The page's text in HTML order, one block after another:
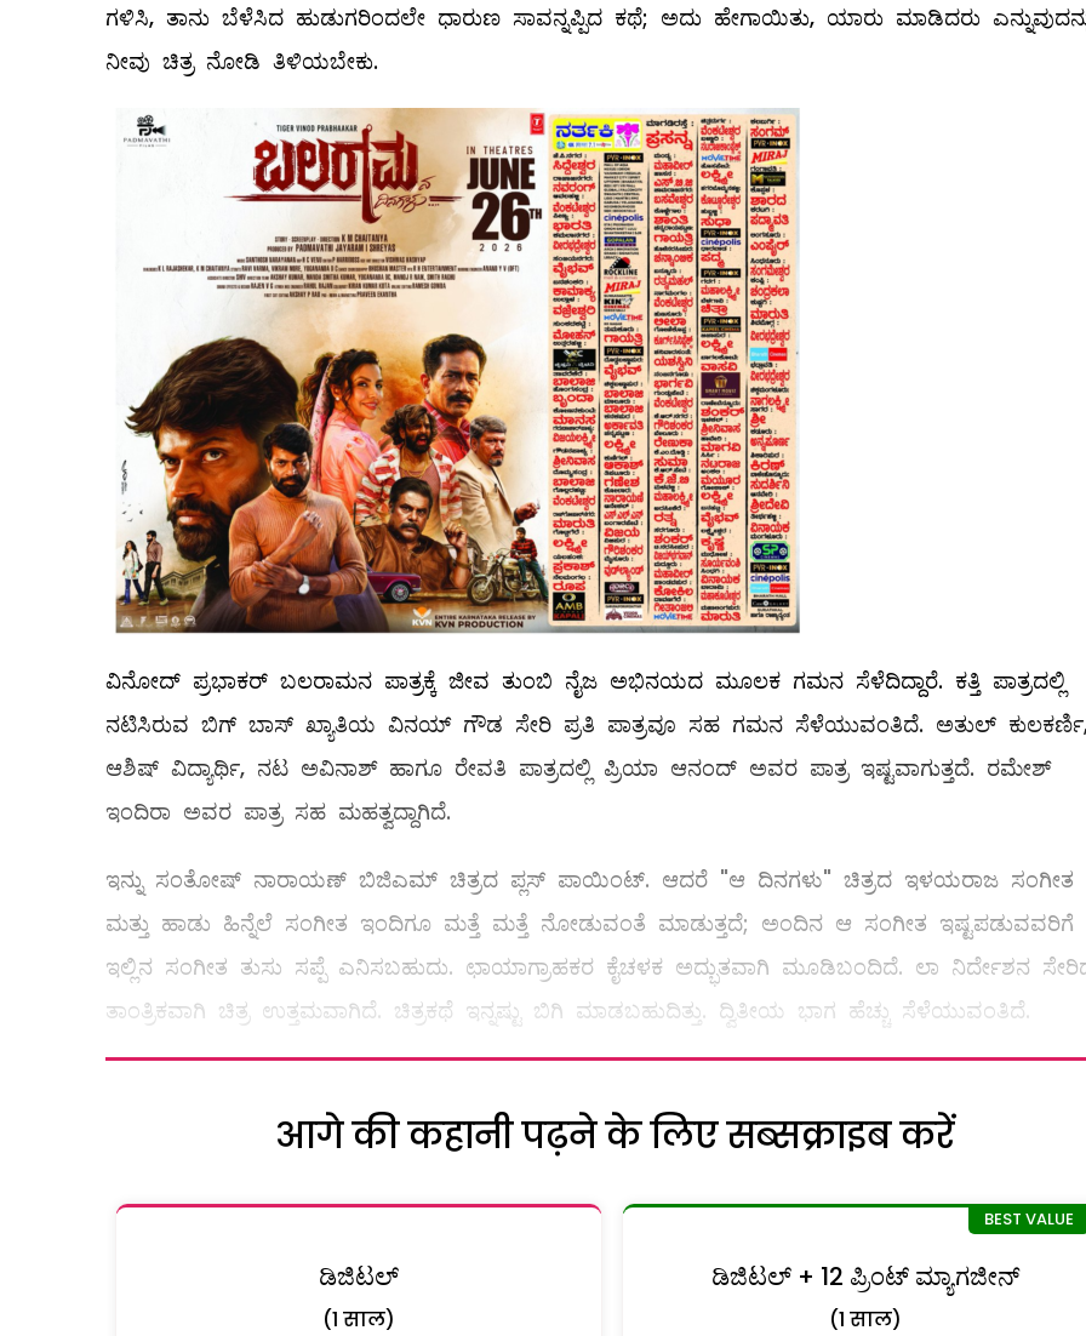
ಗಳಿಸಿ, ತಾನು ಬೆಳೆಸಿದ ಹುಡುಗರಿಂದಲೇ ಧಾರುಣ ಸಾವನ್ನಪ್ಪಿದ ಕಥೆ; ಅದು ಹೇಗಾಯಿತು, ಯಾರು ಮಾಡಿದರು
ನೀವು ಚಿತ್ರ ನೋಡಿ ತಿಳಿಯಬೇಕು.
ವಿನೋದ್ ಪ್ರಭಾಕರ್ ಬಲರಾಮನ ಪಾತ್ರಕ್ಕೆ ಜೀವ ತುಂಬಿ ನೈಜ ಅಭಿನಯದ ಮೂಲಕ ಗಮನ ಸೆಳೆದಿದ್ದಾರೆ. ಕತ್ತಿ ಪಾತ್ರದಲ್ಲಿ
ನಟಿಸಿರುವ ಬಿಗ್ ಬಾಸ್ ಖ್ಯಾತಿಯ ವಿನಯ್ ಗೌಡ ಸೇರಿ ಪ್ರತಿ ಪಾತ್ರವೂ ಸಹ ಗಮನ ಸೆಳೆಯುವಂತಿದೆ. ಅತುಲ್
ಆಶಿಷ್ ವಿದ್ಯಾರ್ಥಿ, ನಟ ಅವಿನಾಶ್ ಹಾಗೂ ರೇವತಿ ಪಾತ್ರದಲ್ಲಿ ಪ್ರಿಯಾ ಆನಂದ್ ಅವರ ಪಾತ್ರ ಇಷ್ಟವಾಗುತ್ತದೆ. ರಮೇಶ್
ಇಂದಿರಾ ಅವರ ಪಾತ್ರ ಸಹ ಮಹತ್ವದ್ದಾಗಿದೆ.
ಇನ್ನು ಸಂತೋಷ್ ನಾರಾಯಣ್ ಬಿಜಿಎಮ್ ಚಿತ್ರದ ಪ್ಲಸ್ ಪಾಯಿಂಟ್. ಆದರೆ "ಆ ದಿನಗಳು" ಚಿತ್ರದ ಇಳಯರಾಜ ಸಂಗೀತ
ಮತ್ತು ಹಾಡು ಹಿನ್ನೆಲೆ ಸಂಗೀತ ಇಂದಿಗೂ ಮತ್ತೆ ಮತ್ತೆ ನೋಡುವಂತೆ ಮಾಡುತ್ತದೆ; ಅಂದಿನ ಆ ಸಂಗೀತ ಇಷ್ಟಪಡುವವರಿಗೆ
ಇಲ್ಲಿನ ಸಂಗೀತ ತುಸು ಸಪ್ಪೆ ಎನಿಸಬಹುದು. ಛಾಯಾಗ್ರಾಹಕರ ಕೈಚಳಕ ಅದ್ಭುತವಾಗಿ ಮೂಡಿಬಂದಿದೆ. ಲಾ ನಿರ್ದೇಶನ
ತಾಂತ್ರಿಕವಾಗಿ ಚಿತ್ರ ಉತ್ತಮವಾಗಿದೆ. ಚಿತ್ರಕಥೆ ಇನ್ನಷ್ಟು ಬಿಗಿ ಮಾಡಬಹುದಿತ್ತು. ದ್ವಿತೀಯ ಭಾಗ ಹೆಚ್ಚು ಸೆಳೆಯುವಂತಿದೆ.
आगे की कहानी पढ़ने के लिए सब्सक्राइब करें
ಡಿಜಿಟಲ್
(1 साल)
ಡಿಜಿಟಲ್ + 12 ಪ್ರಿಂಟ್ ಮ್ಯಾಗಜೀನ್
(1 साल)